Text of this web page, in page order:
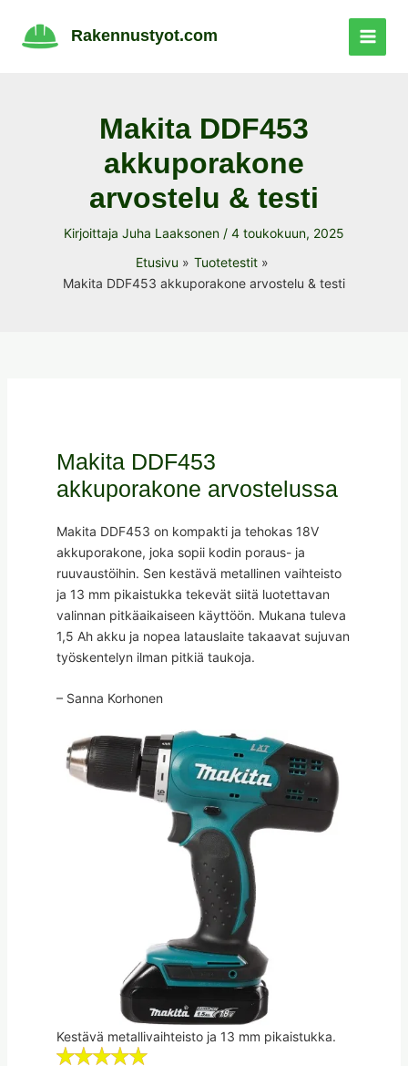
sisältöön
Rakennustyot.com
Makita DDF453
akkuporakone
arvostelu & testi
Kirjoittaja Juha Laaksonen / 4 toukokuun, 2025
Etusivu
Tuotetestit
Makita DDF453 akkuporakone arvostelu & testi
Makita DDF453
akkuporakone arvostelussa
Makita DDF453 on kompakti ja tehokas 18V
akkuporakone, joka sopii kodin poraus- ja
ruuvaustöihin. Sen kestävä metallinen vaihteisto
ja 13 mm pikaistukka tekevät siitä luotettavan
valinnan pitkäaikaiseen käyttöön. Mukana tuleva
1,5 Ah akku ja nopea latauslaite takaavat sujuvan
työskentelyn ilman pitkiä taukoja.
– Sanna Korhonen
Kestävä metallivaihteisto ja 13 mm pikaistukka.